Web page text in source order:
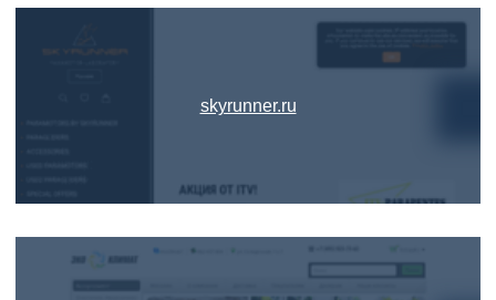
skyrunner.ru